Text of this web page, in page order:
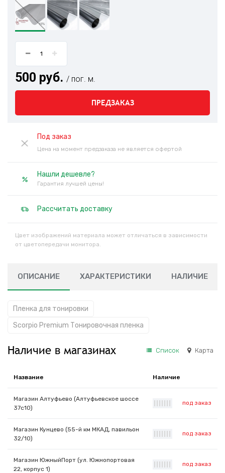
500 руб. / пог. м.
ПРЕДЗАКАЗ
Под заказ
Цена на момент предзаказа не является офертой
Нашли дешевле?
Гарантия лучшей цены!
Рассчитать доставку
Цвет изображений материала может отличаться в зависимости
от цветопередачи монитора.
ОПИСАНИЕ ХАРАКТЕРИСТИКИ НАЛИЧИЕ
Пленка для тонировки
Scorpio Premium Тонировочная пленка
Наличие в магазинах Список Карта
Название Наличие
Магазин Алтуфьево (Алтуфьевское шоссе
37с10)
под заказ
Магазин Кунцево (55-й км МКАД, павильон
32/10)
под заказ
Магазин ЮжныйПорт (ул. Южнопортовая
22, корпус 1)
под заказ